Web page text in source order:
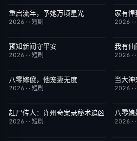
完结
重启流年，予她万顷星光
2026 · · 短剧
完结
家有悍
2026 · ·
完结
预知新闻守平安
2026 · · 短剧
完结
2026 · ·
完结
八零嫁傻，他宠妻无度
2026 · · 短剧
完结
当大
2026 · ·
完结 9.0
赶尸传人：许州奇案录秘术追凶
2026 · · 短剧
完结
2026 · ·